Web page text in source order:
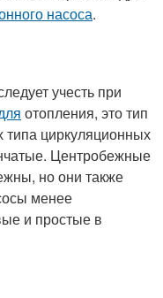
насоса.
учесть при
отопления, это тип
типа циркуляционных
Центробежные
но они также
менее
и простые в